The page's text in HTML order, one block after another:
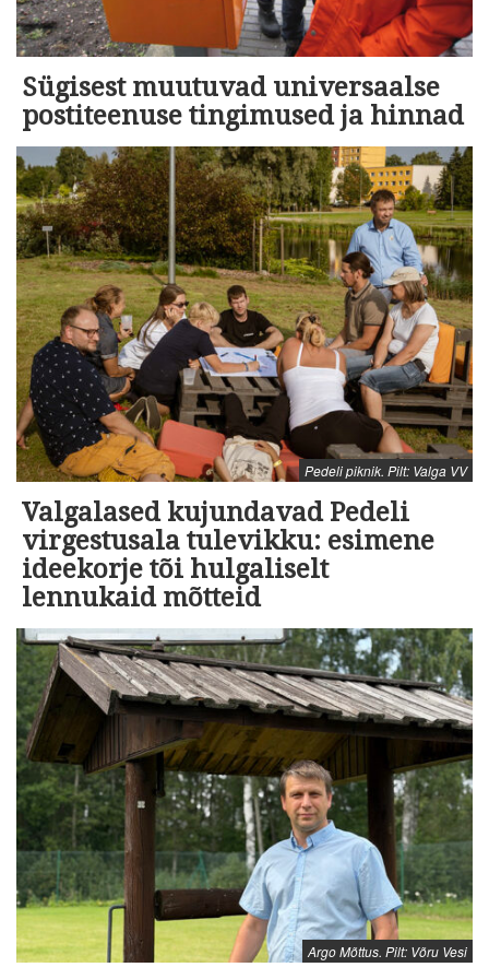
Sügisest muutuvad universaalse
postiteenuse tingimused ja hinnad
Pedeli piknik. Pilt: Valga VV
Valgalased kujundavad Pedeli
virgestusala tulevikku: esimene
ideekorje tõi hulgaliselt
lennukaid mõtteid
Argo Mõttus. Pilt: Võru Vesi